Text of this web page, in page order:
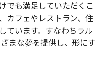
でも満足していただくこ
カフェやレストラン、住
ています。すなわちラル
まな夢を提供し、形にす